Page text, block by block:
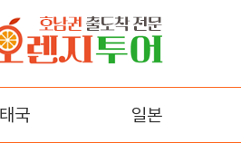
태국 일본